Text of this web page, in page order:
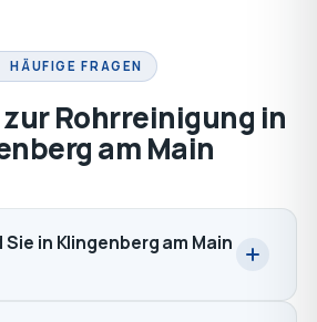
HÄUFIGE FRAGEN
Rohrreinigung in
am Main
in Klingenberg am Main